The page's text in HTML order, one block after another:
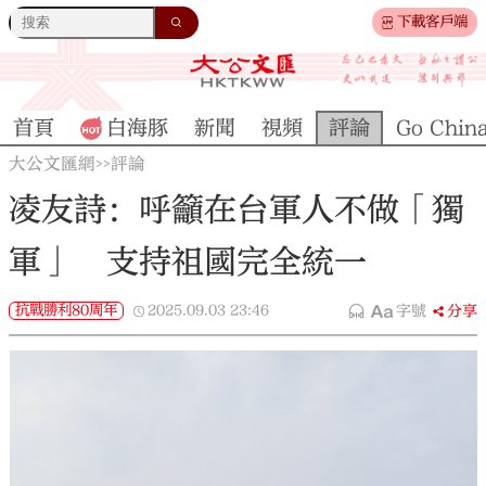
下載客戶端
首頁 白海豚 新聞 視頻 評論 Go
大公文匯網>>評論
凌友詩：呼籲在台軍人不做「獨
軍」 支持祖國完全統一
抗戰勝利80周年 2025.09.03 23:46 字號 分享